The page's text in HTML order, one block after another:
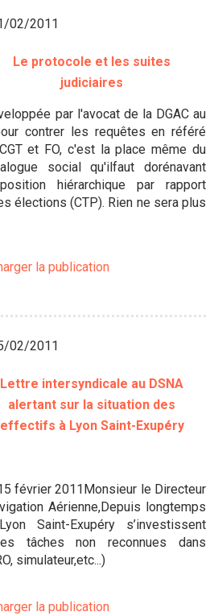
02/2011
Le protocole et les suites
judiciaires
par l'avocat de la DGAC au
contrer les requêtes en référé
et FO, c'est la place même du
social qu'ilfaut dorénavant
hiérarchique par rapport
élections (CTP). Rien ne sera plus
la publication
02/2011
Lettre intersyndicale au DSNA
alertant sur la situation des
effectifs à Lyon Saint-Exupéry
février 2011Monsieur le Directeur
Aérienne,Depuis longtemps
Saint-Exupéry s’investissent
tâches non reconnues dans
simulateur,etc...)
la publication